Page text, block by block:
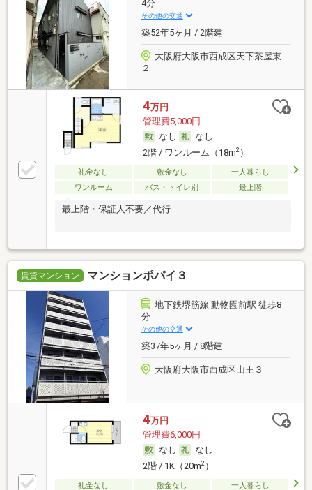
4分
その他の交通
築52年5ヶ月 / 2階建
大阪府大阪市西成区天下茶屋東
２
4万円
管理費5,000円
なし
なし
2階 / ワンルーム（18m2）
礼金なし 敷金なし
一人暮らし
ワンルーム
バス・トイレ別 最上階
最上階・保証人不要／代行
賃貸マンション マンションポパイ３
地下鉄堺筋線 動物園前駅 徒歩8
分
その他の交通
築37年5ヶ月 / 8階建
大阪府大阪市西成区山王３
4万円
管理費6,000円
なし
なし
2階 / 1K（20m2）
礼金なし 敷金なし 一人暮らし